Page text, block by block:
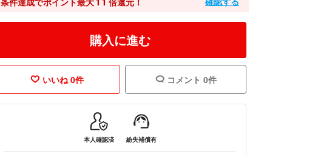
購入に進む
いいね 0件 コメント 0件
本人確認済 紛失補償有